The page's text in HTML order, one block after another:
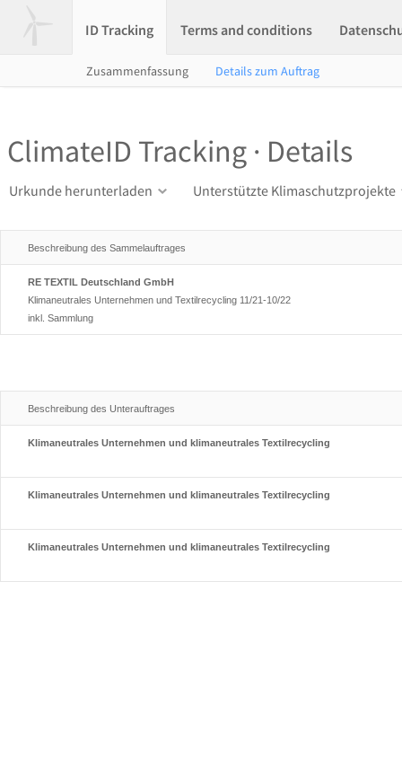
ID Tracking Terms and conditions
Zusammenfassung Details zum Auftrag
ClimateID Tracking · Details
Urkunde herunterladen Unterstützte Klimaschutzprojekte
Beschreibung des Sammelauftrages
RE TEXTIL Deutschland GmbH
Klimaneutrales Unternehmen und Textilrecycling 11/21-10/22
inkl. Sammlung
Beschreibung des Unterauftrages
Klimaneutrales Unternehmen und klimaneutrales Textilrecycling
Klimaneutrales Unternehmen und klimaneutrales Textilrecycling
Klimaneutrales Unternehmen und klimaneutrales Textilrecycling